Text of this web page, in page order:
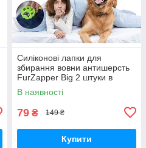
Силіконові лапки для
збирання вовни антишерсть
FurZapper Big 2 штуки в
комплекті 95 мм
В наявності
79 ₴ 149 ₴
Купити